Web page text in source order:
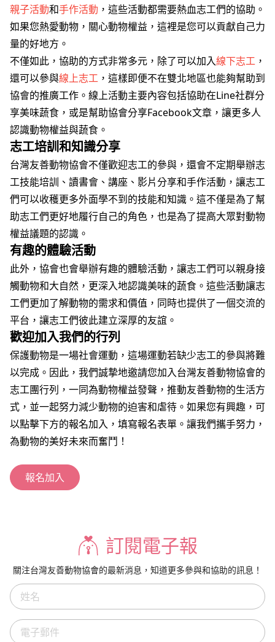
親子活動和手作活動 ，這些活動都需要熱血志工們的協助。
如果您熱愛動物，關心動物權益，這裡是您可以貢獻自己力
量的好地方。
不僅如此，協助的方式非常多元，除了可以加入線下志工 ，
還可以參與線上志工 ，這樣即便不在雙北地區也能夠幫助到
協會的推廣工作。線上活動主要內容包括協助在Line社群分
享美味蔬食，或是幫助協會分享Facebook文章，讓更多人
認識動物權益與蔬食。
志工培訓和知識分享
台灣友善動物協會不僅歡迎志工的參與，還會不定期舉辦志
工技能培訓、讀書會、講座、影片分享和手作活動，讓志工
們可以收穫更多外面學不到的技能和知識。這不僅是為了幫
助志工們更好地履行自己的角色，也是為了提高大眾對動物
權益議題的認識。
有趣的體驗活動
此外，協會也會舉辦有趣的體驗活動，讓志工們可以親身接
觸動物和大自然，更深入地認識美味的蔬食。這些活動讓志
工們更加了解動物的需求和價值，同時也提供了一個交流的
平台，讓志工們彼此建立深厚的友誼。
歡迎加入我們的行列
保護動物是一場社會運動，這場運動若缺少志工的參與將難
以完成。因此，我們誠摯地邀請您加入台灣友善動物協會的
志工團行列，一同為動物權益發聲，推動友善動物的生活方
式，並一起努力減少動物的迫害和虐待。如果您有興趣，可
以點擊下方的報名加入，填寫報名表單。讓我們攜手努力，
為動物的美好未來而奮鬥！
報名加入
訂閱電子報
關注台灣友善動物協會的最新消息，知道更多參與和協助的訊息！